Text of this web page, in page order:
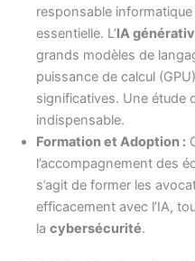
responsable
essentielle. L’IA
grands modèles de
puissance de calcul
significatives. Une étude
indispensable.
Formation et Adoption :
l’accompagnement des
s’agit de former les
efficacement avec l’IA,
la cybersécurité.